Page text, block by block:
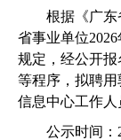
根据《广东省
省事业单位
规定，经公开
等程序，拟聘
信息中心工作人
公示时间：